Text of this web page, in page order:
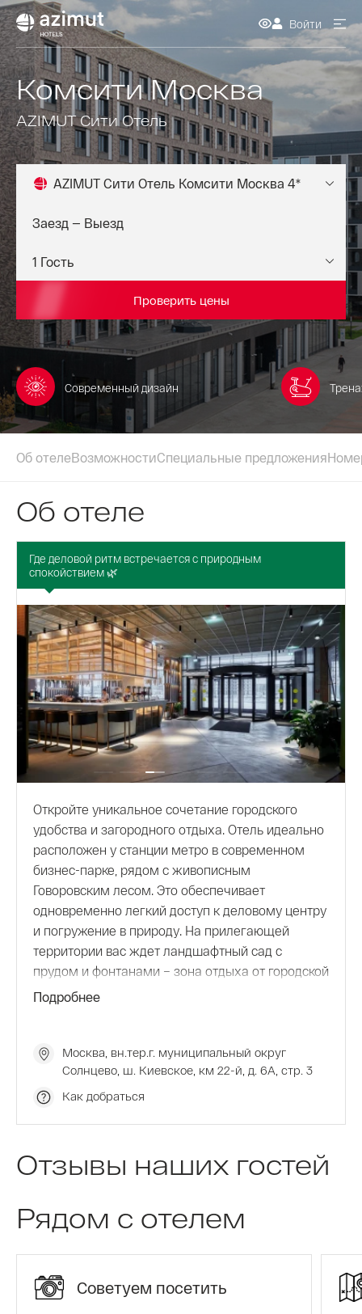
Войти
AZIMUT Сити Отель Комсити Москва 4*
Проверить цены
Комсити Москва
AZIMUT Сити Отель
Современный дизайн
Об отелеВозможностиСпециальные предложения
Об отеле
Где деловой ритм встречается с природным
спокойствием 🌿
Откройте уникальное сочетание городского
удобства и загородного отдыха. Отель идеально
расположен у станции метро в современном
бизнес-парке, рядом с живописным
Говоровским лесом. Это обеспечивает
одновременно легкий доступ к деловому центру
и погружение в природу. На прилегающей
территории вас ждет ландшафтный сад с
прудом и фонтанами – зона отдыха от городской
суеты. Предлагаем стильные номера, в том
круглосуточном ресторане – разнообразное
меню русской и европейской кухни. Летом
открывается терраса с видом на фонтан.
аптека, почта, ателье. Все необходимое – рядом.
отличную транспортную доступность,
инфраструктуру бизнес-парка, близость к лесу и
расслабляющую атмосферу.
Подробнее
Москва, вн.тер.г. муниципальный округ
Солнцево, ш. Киевское, км 22-й, д. 6А, стр. 3
Как добраться
Отзывы наших гостей
Рядом с отелем
Советуем посетить